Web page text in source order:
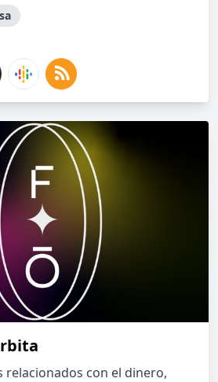
relacionados con el dinero,